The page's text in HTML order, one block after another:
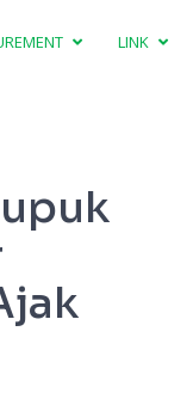
LINK